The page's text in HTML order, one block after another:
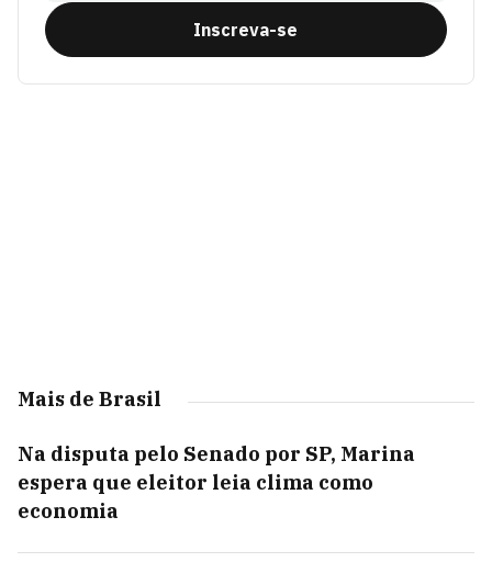
Inscreva-se
Mais de Brasil
Na disputa pelo Senado por SP, Marina
espera que eleitor leia clima como
economia